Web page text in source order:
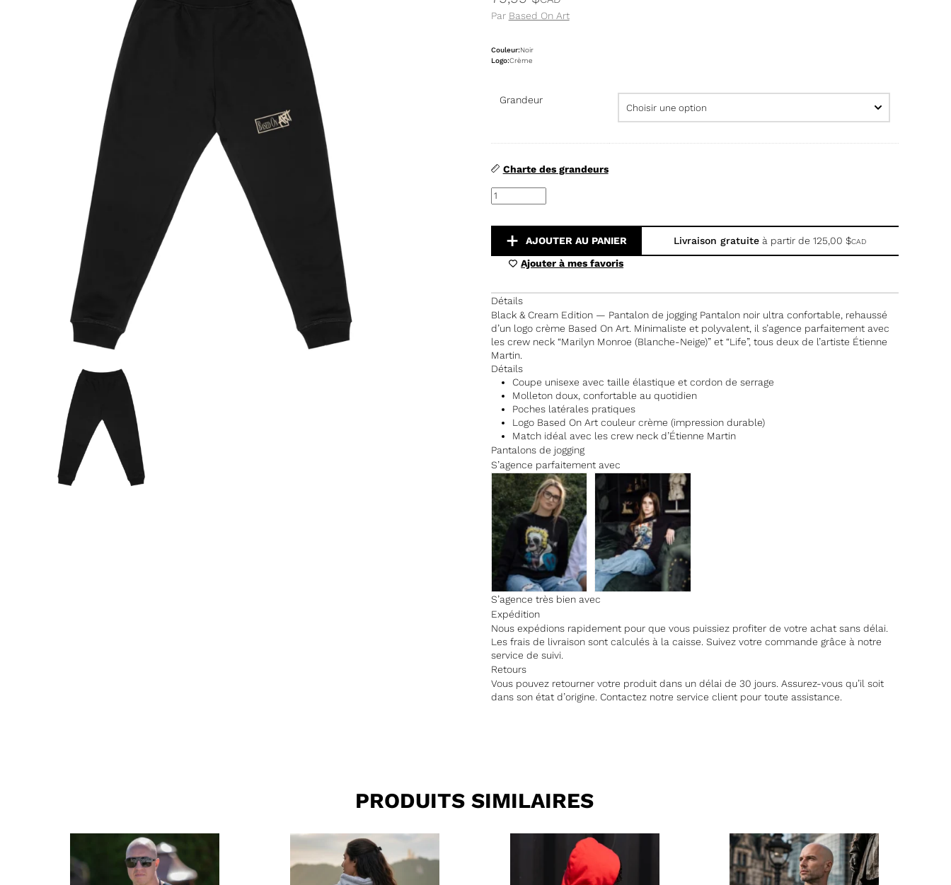
Par Based On Art
Couleur:Noir
Logo:Crème
Grandeur
Charte des grandeurs
quantité
de
crème
AJOUTER AU PANIER
Ajouter à mes favoris
Livraison gratuite à partir de125,00 $CAD
Détails
Black & Cream Edition — Pantalon de jogging Pantalon noir ultra confortable, rehaussé
d’un logo crème Based On Art. Minimaliste et polyvalent, il s’agence parfaitement avec
les crew neck “Marilyn Monroe (Blanche-Neige)” et “Life”, tous deux de l’artiste Étienne
Martin.
Détails
Coupe unisexe avec taille élastique et cordon de serrage
Molleton doux, confortable au quotidien
Poches latérales pratiques
Logo Based On Art couleur crème (impression durable)
Match idéal avec les crew neck d’Étienne Martin
Pantalons de jogging
S’agence parfaitement avec
S’agence très bien avec
Expédition
Nous expédions rapidement pour que vous puissiez profiter de votre achat sans délai.
Les frais de livraison sont calculés à la caisse. Suivez votre commande grâce à notre
service de suivi.
Retours
Vous pouvez retourner votre produit dans un délai de 30 jours. Assurez-vous qu’il soit
dans son état d’origine. Contactez notre service client pour toute assistance.
PRODUITS SIMILAIRES